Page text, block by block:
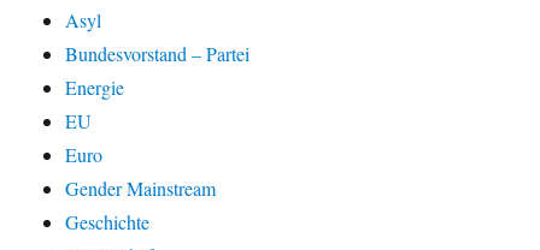
Asyl
Bundesvorstand – Partei
Energie
EU
Euro
Gender Mainstream
Geschichte